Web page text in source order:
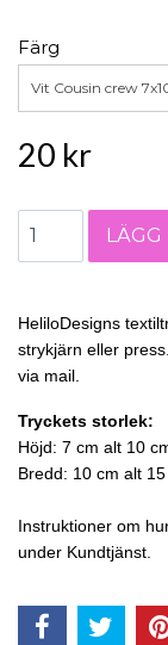
Färg
Vit Cousin crew
20 kr
HeliloDesigns
strykjärn eller
via mail.
Tryckets storlek:
Höjd: 7 cm alt 10
Bredd: 10 cm alt
Instruktioner om
under Kundtjänst.